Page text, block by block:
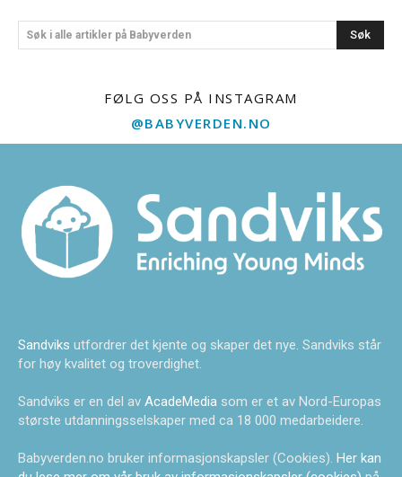
Søk i alle artikler på Babyverden Søk
FØLG OSS PÅ INSTAGRAM
@BABYVERDEN.NO
Sandviks utfordrer det kjente og skaper det nye. Sandviks står
for høy kvalitet og troverdighet.
Sandviks er en del av AcadeMedia som er et av Nord-Europas
største utdanningsselskaper med ca 18 000 medarbeidere.
Babyverden.no bruker informasjonskapsler (Cookies). Her kan